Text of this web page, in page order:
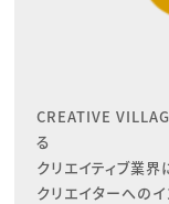
CREATIVE
る
クリエイティブ業界
クリエイターへの